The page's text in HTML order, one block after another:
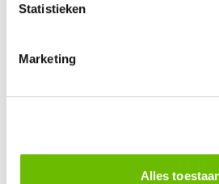
Statistieken
Marketing
Alles
vakkundige klantenservice klaar.